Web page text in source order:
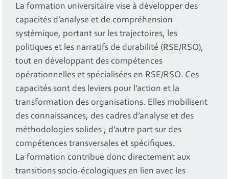
La formation universitaire vise à développer des
capacités d’analyse et de compréhension
systémique, portant sur les trajectoires, les
politiques et les narratifs de durabilité (RSE/RSO),
tout en développant des compétences
opérationnelles et spécialisées en RSE/RSO. Ces
capacités sont des leviers pour l’action et la
transformation des organisations. Elles mobilisent
des connaissances, des cadres d’analyse et des
méthodologies solides ; d’autre part sur des
compétences transversales et spécifiques.
La formation contribue donc directement aux
transitions socio-écologiques en lien avec les